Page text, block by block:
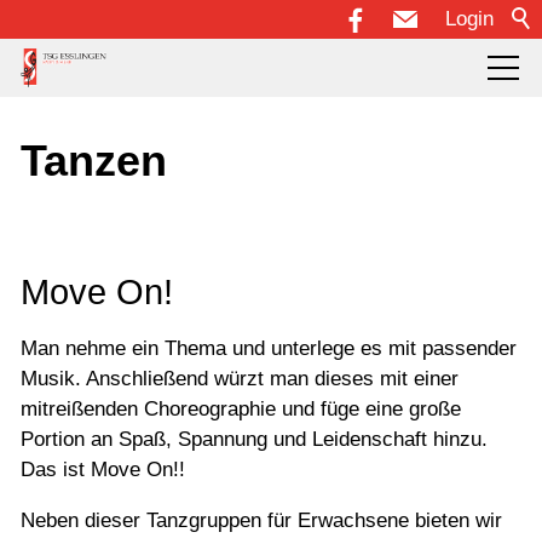
Login
Über uns
Fußball
Karate
KiPS - Kinderprojekt Sport
Musik
Schach
Tanzen
Move On!
Man nehme ein Thema und unterlege es mit passender
Musik. Anschließend würzt man dieses mit einer
mitreißenden Choreographie und füge eine große
Portion an Spaß, Spannung und Leidenschaft hinzu.
Das ist Move On!!
Neben dieser Tanzgruppen für Erwachsene bieten wir